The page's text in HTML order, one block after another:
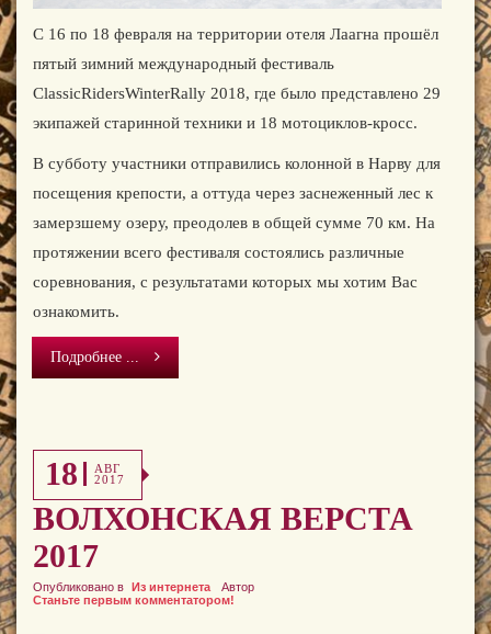
С 16 по 18 февраля на территории отеля Лаагна прошёл
пятый зимний международный фестиваль
ClassicRidersWinterRally 2018, где было представлено 29
экипажей старинной техники и 18 мотоциклов-кросс.
В субботу участники отправились колонной в Нарву для
посещения крепости, а оттуда через заснеженный лес к
замерзшему озеру, преодолев в общей сумме 70 км. На
протяжении всего фестиваля состоялись различные
соревнования, с результатами которых мы хотим Вас
ознакомить.
Подробнее ...
18
АВГ
2017
ВОЛХОНСКАЯ ВЕРСТА
2017
Опубликовано в Из интернета
Автор
Станьте первым комментатором!